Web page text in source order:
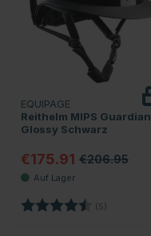
EQUIPAGE
Reithelm MIPS Guardian
Glossy Schwarz
€175.91 €206.95
Bewertung: (5)